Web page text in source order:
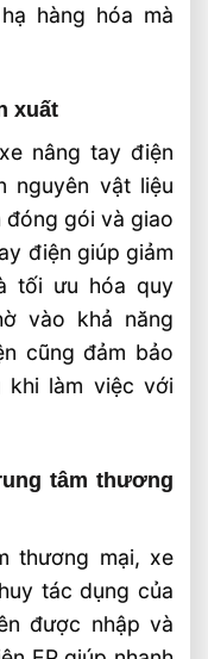
hàng hóa mà
xuất
nâng tay điện
nguyên vật liệu
gói và giao
điện giúp giảm
tối ưu hóa quy
vào khả năng
cũng đảm bảo
khi làm việc với
tâm thương
thương mại, xe
tác dụng của
được nhập và